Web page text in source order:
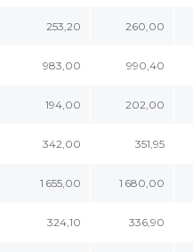
253,20 260,00
983,00 990,40
194,00 202,00
342,00 351,95
1 655,00 1 680,00
324,10 336,90